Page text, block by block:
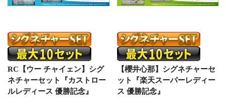
RC【ウー チャイェン】シグ
ネチャーセット『カストロー
ルレディース 優勝記念』
【櫻井心那】シグネチャーセ
ット『楽天スーパーレディー
ス 優勝記念』